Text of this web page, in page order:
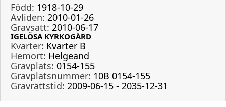
Född: 1918-10-29
Avliden: 2010-01-26
Gravsatt: 2010-06-17
IGELÖSA KYRKOGÅRD
Kvarter: Kvarter B
Hemort: Helgeand
Gravplats: 0154-155
Gravplatsnummer: 10B 0154-155
Gravrättstid: 2009-06-15 - 2035-12-31